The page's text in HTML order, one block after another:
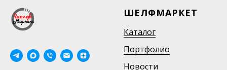
ШЕЛФМАРКЕТ
Каталог
Портфолио
Новости